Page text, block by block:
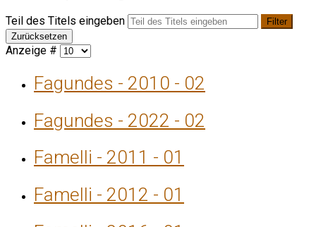
Teil des Titels eingeben
Filter
Zurücksetzen
Anzeige #
Fagundes - 2010 - 02
Fagundes - 2022 - 02
Famelli - 2011 - 01
Famelli - 2012 - 01